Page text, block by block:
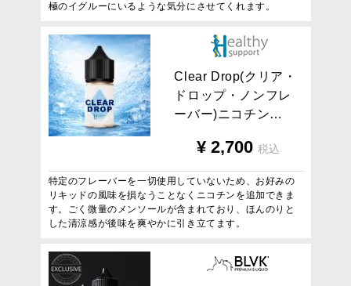
極のイグルーにいるような気分にさせてくれます。
C ear Drop(ク リ ア ・
ド ロ ップ・ ノ ンフ レ
ーバー)ニコチ ン…
¥ 2,700 税込
特定のフレーバーを一切使用していないため、お好みの
リキッドの風味を損なうことなくニコチンを追加できま
す。ごく微量のメンソールが含まれており、ほんのりと
した清涼感が後味を爽やかに引き立てます。